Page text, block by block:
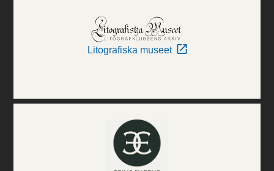
Litografiska museet